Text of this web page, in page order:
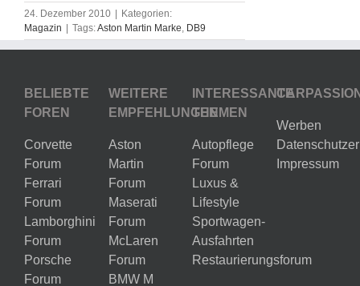
24. Dezember 2010
Kategorien:
Magazin
Tags:Aston Martin Marke, DB9
BELIEBTE
FOREN
Corvette
Forum
Ferrari
Forum
Lamborghini
Forum
Porsche
Forum
WEITERE
EMPFEHLUNGEN
Aston
Martin
Forum
Maserati
Forum
McLaren
Forum
BMW M
INTERESSANTE
THEMEN
Autopflege
Forum
Luxus &
Lifestyle
Sportwagen-
Ausfahrten
Restaurierungsforum
Werben
Impressum